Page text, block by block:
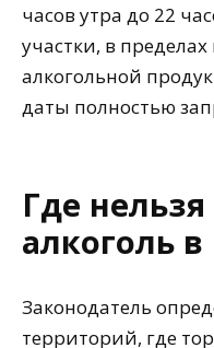
часов утра до 22
участки, в
алкогольной
даты полностью
Где
алкоголь
Законодатель
территорий, где